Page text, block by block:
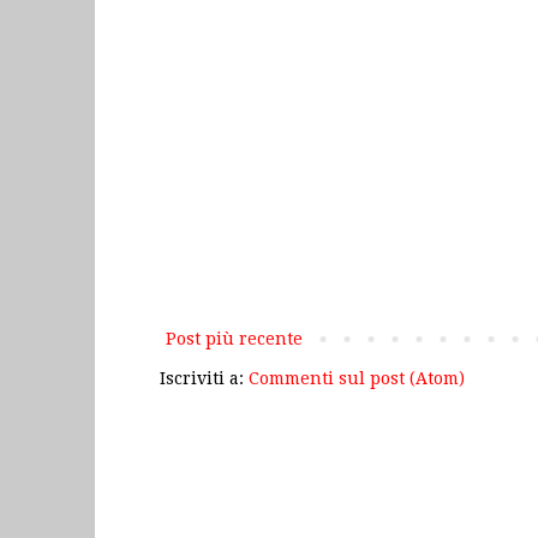
Post più recente
Iscriviti a: Commenti sul post (Atom)